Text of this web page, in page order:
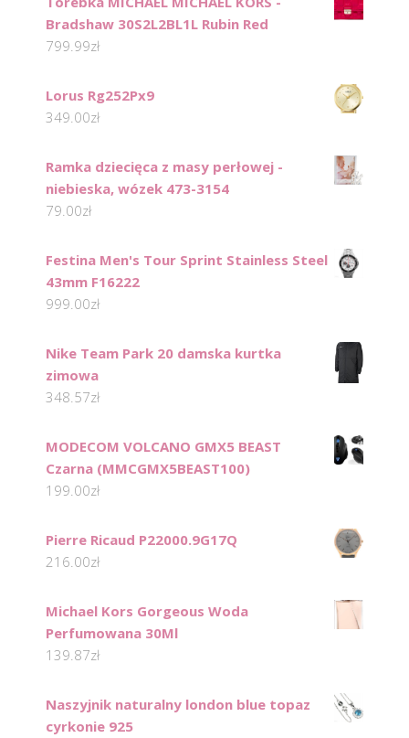
Bradshaw 30S2L2BL1L Rubin Red
799.99zł
Lorus Rg252Px9
349.00zł
Ramka dziecięca z masy perłowej -
niebieska, wózek 473-3154
79.00zł
Festina Men's Tour Sprint Stainless Steel
43mm F16222
999.00zł
Nike Team Park 20 damska kurtka
zimowa
348.57zł
MODECOM VOLCANO GMX5 BEAST
Czarna (MMCGMX5BEAST100)
199.00zł
Pierre Ricaud P22000.9G17Q
216.00zł
Michael Kors Gorgeous Woda
Perfumowana 30Ml
139.87zł
Naszyjnik naturalny london blue topaz
cyrkonie 925